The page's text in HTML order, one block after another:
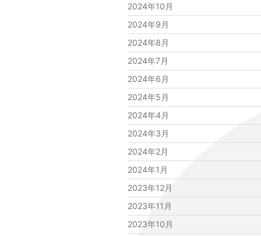
2024年10月
2024年9月
2024年8月
2024年7月
2024年6月
2024年5月
2024年4月
2024年3月
2024年2月
2024年1月
2023年12月
2023年11月
2023年10月